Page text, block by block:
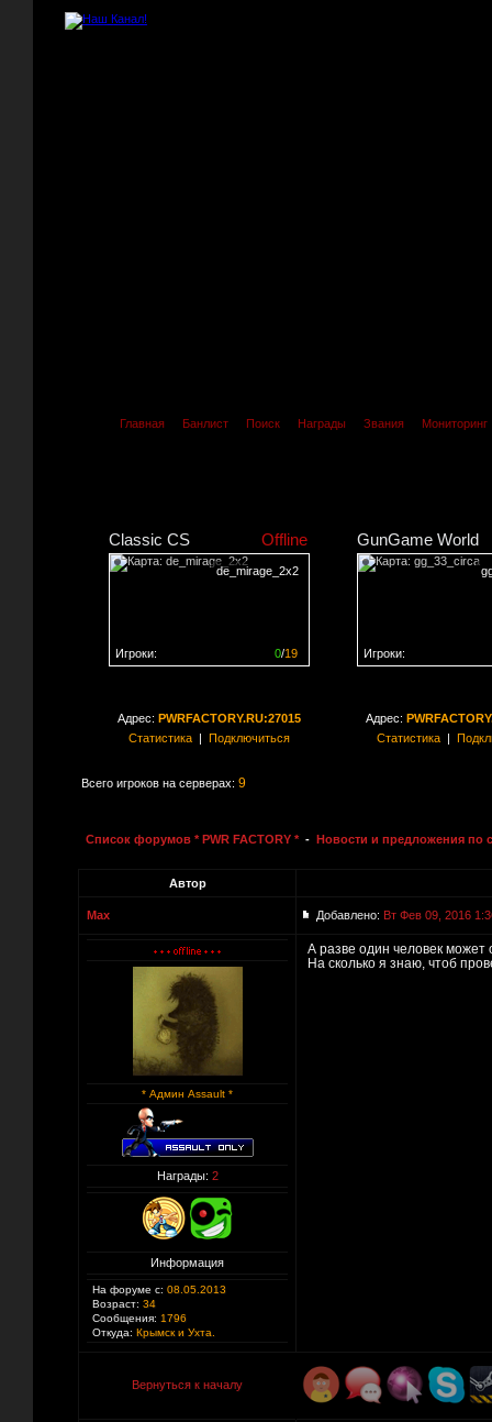
Главная Банлист Поиск Награды Звания Мониторинг
Classic CS Offline
de_mirage_2x2
0/19
Игроки:
GunGame World
Игроки:
Адрес: PWRFACTORY.RU:27015
Статистика| Подключиться
Адрес:
Статистика|
Всего игроков на серверах: 9
Список форумов * PWR FACTORY * - Новости и предложения по
Автор
Max Добавлено: Вт Фев 09, 2016
* Админ Assault *
Награды: 2
Информация
На форуме с: 08.05.2013
Возраст: 34
Сообщения: 1796
Откуда: Крымск и Ухта.
А разве один человек может
На сколько я знаю, чтоб
Вернуться к началу